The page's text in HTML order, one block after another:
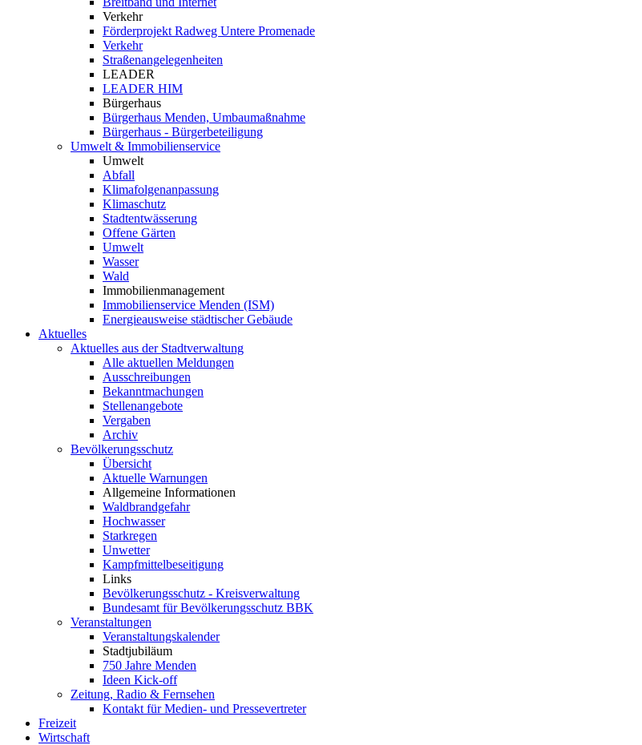
Verkehr
Förderprojekt Radweg Untere Promenade
Verkehr
Straßenangelegenheiten
LEADER
LEADER HIM
Bürgerhaus
Bürgerhaus Menden, Umbaumaßnahme
Bürgerhaus - Bürgerbeteiligung
Umwelt & Immobilienservice
Umwelt
Abfall
Klimafolgenanpassung
Klimaschutz
Stadtentwässerung
Offene Gärten
Umwelt
Wasser
Wald
Immobilienmanagement
Immobilienservice Menden (ISM)
Energieausweise städtischer Gebäude
Aktuelles
Aktuelles aus der Stadtverwaltung
Alle aktuellen Meldungen
Ausschreibungen
Bekanntmachungen
Stellenangebote
Vergaben
Archiv
Bevölkerungsschutz
Übersicht
Aktuelle Warnungen
Allgemeine Informationen
Waldbrandgefahr
Hochwasser
Starkregen
Unwetter
Kampfmittelbeseitigung
Links
Bevölkerungsschutz - Kreisverwaltung
Bundesamt für Bevölkerungsschutz BBK
Veranstaltungen
Veranstaltungskalender
Stadtjubiläum
750 Jahre Menden
Ideen Kick-off
Zeitung, Radio & Fernsehen
Kontakt für Medien- und Pressevertreter
Freizeit
Wirtschaft